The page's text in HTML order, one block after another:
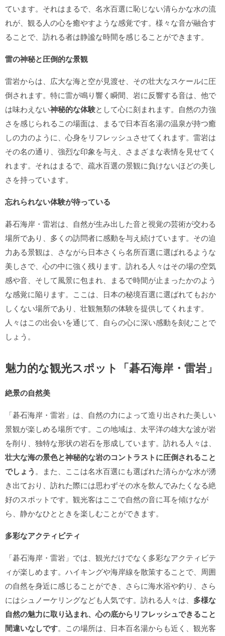
ています。それはまるで、名水百選に恥じない清らかな水の流
れが、観る人の心を癒やすような感覚です。様々な音が融合す
ることで、訪れる者は静謐な時間を感じることができます。
雷の神秘と圧倒的な景観
雷岩からは、広大な海と空が見渡せ、その壮大なスケールに圧
倒されます。特に雷が鳴り響く瞬間、岩に反響する音は、他で
は味わえない神秘的な体験として心に刻まれます。自然の力強
さを感じられるこの場面は、まるで日本百名湯の温泉が持つ癒
しの力のように、心身をリフレッシュさせてくれます。雷岩は
その名の通り、強烈な印象を与え、さまざまな表情を見せてく
れます。それはまるで、疏水百選の景観に負けないほどの美し
さを持っています。
忘れられない体験が待っている
碁石海岸・雷岩は、自然が生み出した音と視覚の芸術が交わる
場所であり、多くの訪問者に感動を与え続けています。その迫
力ある景観は、さながら日本さくら名所百選に選ばれるような
美しさで、心の中に強く残ります。訪れる人々はその場の空気
感や音、そして風景に包まれ、まるで時間が止まったかのよう
な感覚に陥ります。ここは、日本の秘境百選に選ばれてもおか
しくない場所であり、壮観無類の体験を提供してくれます。
人々はこの出会いを通じて、自らの心に深い感動を刻むことで
しょう。
魅力的な観光スポット「碁石海岸・雷岩」
絶景の自然美
「碁石海岸・雷岩」は、自然の力によって造り出された美しい
景観が楽しめる場所です。この地域は、太平洋の雄大な波が岩
を削り、独特な形状の岩石を形成しています。訪れる人々は、
壮大な海の景色と神秘的な岩のコントラストに圧倒されること
でしょう 。また、ここは名水百選にも選ばれた清らかな水が湧
き出ており、訪れた際には思わずその水を飲んでみたくなる絶
好のスポットです。観光客はここで自然の音に耳を傾けなが
ら、静かなひとときを楽しむことができます。
多彩なアクティビティ
「碁石海岸・雷岩」では、観光だけでなく多彩なアクティビテ
ィが楽しめます。ハイキングや海岸線を散策することで、周囲
の自然を身近に感じることができ、さらに海水浴や釣り、さら
にはシュノーケリングなども人気です。訪れる人々は、 多様な
自然の魅力に取り込まれ、心の底からリフレッシュできること
間違いなしです。この場所は、日本百名湯からも近く、観光客